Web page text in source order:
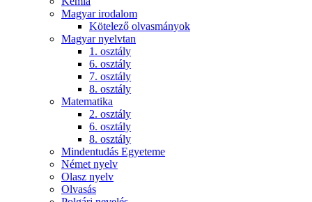
Magyar irodalom
Kötelező olvasmányok
Magyar nyelvtan
1. osztály
6. osztály
7. osztály
8. osztály
Matematika
2. osztály
6. osztály
8. osztály
Mindentudás Egyeteme
Német nyelv
Olasz nyelv
Olvasás